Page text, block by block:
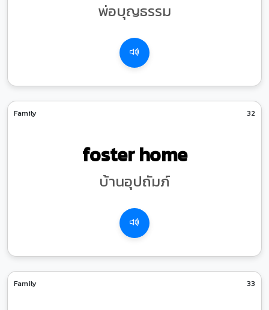
พ่อบุญธรรม
Family 32
foster home
บ้านอุปถัมภ์
Family 33